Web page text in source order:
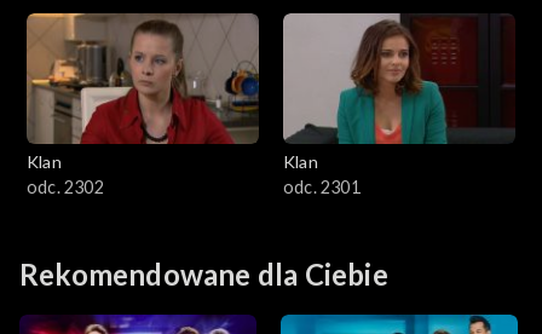
Klan
odc. 2302
Klan
odc. 2301
Rekomendowane dla Ciebie